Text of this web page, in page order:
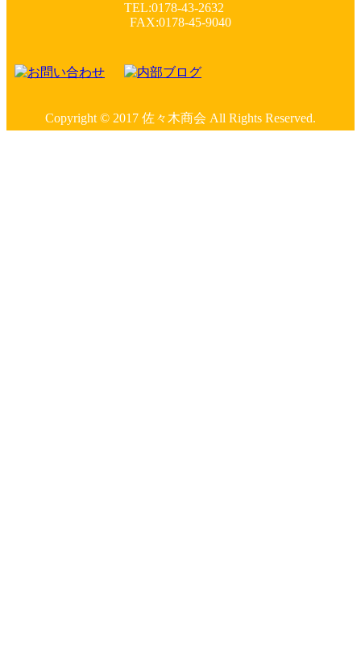
TEL:0178-43-2632
FAX:0178-45-9040
Copyright © 2017 佐々木商会 All Rights Reserved.